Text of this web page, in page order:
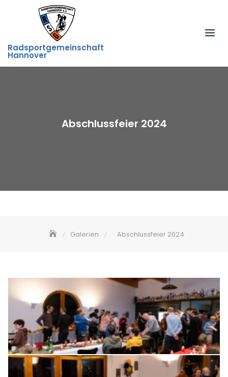
Radsportgemeinschaft
Hannover
Abschlussfeier 2024
Galerien Abschlussfeier 2024